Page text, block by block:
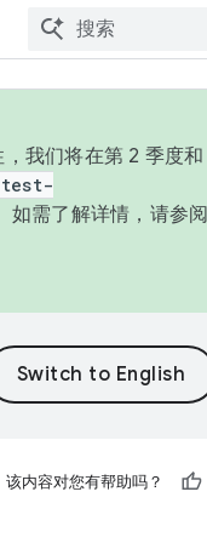
我们将在第 2 季度和
如需了解详情，请参阅
该内容对您有帮助吗？